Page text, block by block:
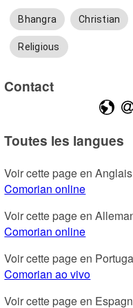
Bhangra Christian
Religious
Contact
Toutes les langues
Voir cette page en
Comorian online
Voir cette page en
Comorian online
Voir cette page en
Comorian ao vivo
Voir cette page en